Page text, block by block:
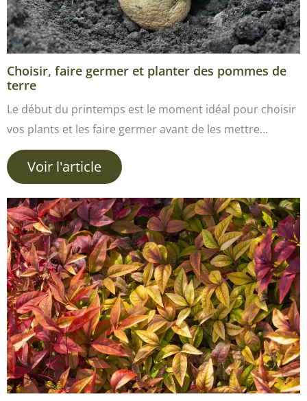
Choisir, faire germer et planter des pommes de
terre
Le début du printemps est le moment idéal pour choisir
vos plants et les faire germer avant de les mettre…
Voir l'article